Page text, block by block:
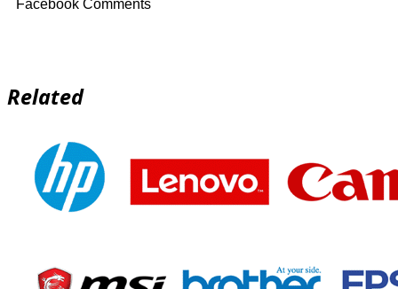
Facebook Comments
Related